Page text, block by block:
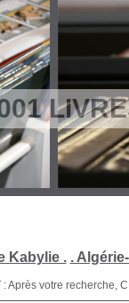
Kabylie . .
: Après votre recherche,